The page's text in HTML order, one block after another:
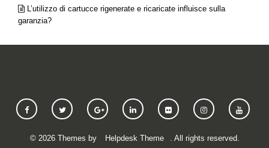
L’utilizzo di cartucce rigenerate e ricaricate influisce sulla
garanzia?
© 2026Themes by Helpdesk Theme . All rights reserved.